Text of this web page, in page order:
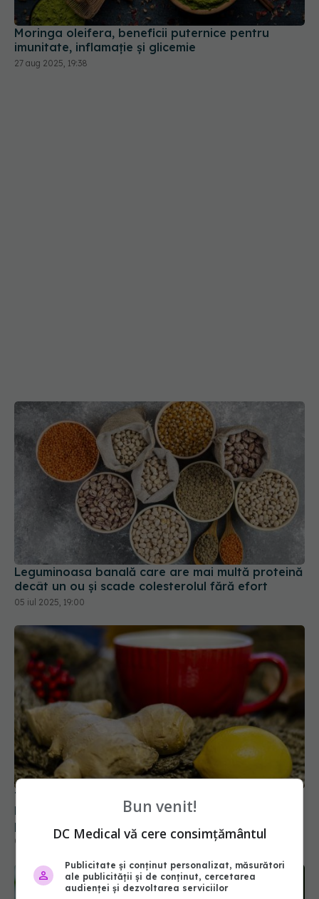
Moringa oleifera, beneficii puternice pentru
imunitate, inflamație și glicemie
27 aug 2025, 19:38
Leguminoasa banală care are mai multă proteină
decât un ou și scade colesterolul fără efort
05 iul 2025, 19:00
Te doare capul? Acest ingredient banal din
bucătărie face minuni! E mai puternic decât o
pastilă
04 mai 2025, 13:24
Bun venit!
DC Medical vă cere consimțământul
Publicitate și conținut personalizat, măsurători
ale publicității și de conținut, cercetarea
audienței și dezvoltarea serviciilor